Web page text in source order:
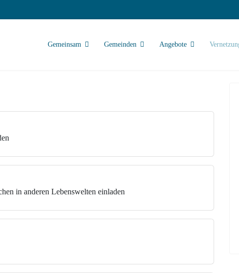
Gemeinsam Gemeinden Angebote
in anderen Lebenswelten einladen